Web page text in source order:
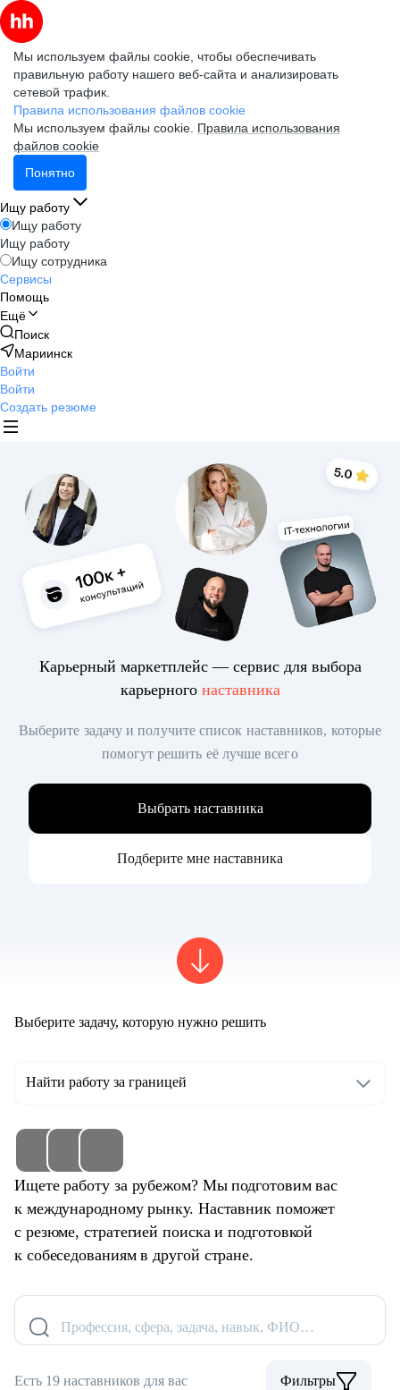
Мы используем файлы cookie, чтобы обеспечивать
правильную работу нашего веб-сайта и анализировать
сетевой трафик.
Правила использования файлов cookie
Мы используем файлы cookie. Правила использования
файлов cookie
Понятно
Ищу работу
Ищу работу
Ищу работу
Ищу сотрудника
Сервисы
Помощь
Ещё
Поиск
Мариинск
Войти
Войти
Создать резюме
Карьерный маркетплейс — сервис для выбора
карьерного наставника
Выберите задачу и получите список наставников, которые
помогут решить её лучше всего
Выбрать наставника
Подберите мне наставника
Выберите задачу, которую нужно решить
Найти работу за границей
Ищете работу за рубежом? Мы подготовим вас
к международному рынку. Наставник поможет
с резюме, стратегией поиска и подготовкой
к собеседованиям в другой стране.
Профессия, сфера, задача, навык, ФИО…
Есть 19 наставников для вас Фильтры